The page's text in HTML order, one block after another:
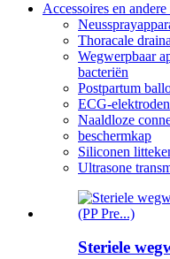
Accessoires en andere
Thoracale
Wegwerpbaar
bacteriën
Postpartum
ECG-elektroden
Naaldloze
beschermkap
Siliconen
Ultrasone
Steriele